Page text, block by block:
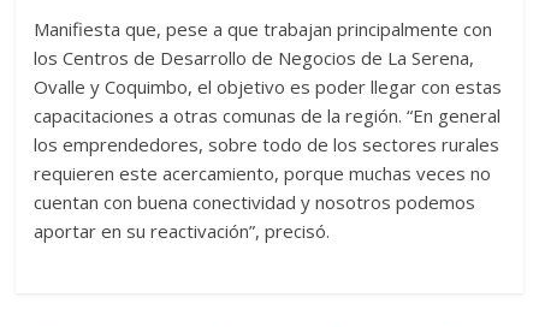
Manifiesta que, pese a que trabajan principalmente con
los Centros de Desarrollo de Negocios de La Serena,
Ovalle y Coquimbo, el objetivo es poder llegar con estas
capacitaciones a otras comunas de la región. “En general
los emprendedores, sobre todo de los sectores rurales
requieren este acercamiento, porque muchas veces no
cuentan con buena conectividad y nosotros podemos
aportar en su reactivación”, precisó.